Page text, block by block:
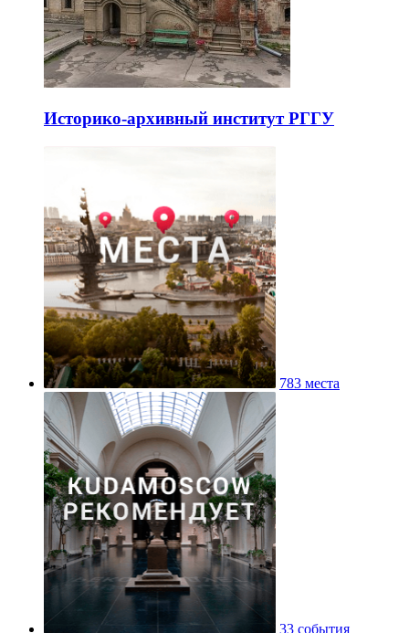
Историко-архивный институт РГГУ
783 места
33 события